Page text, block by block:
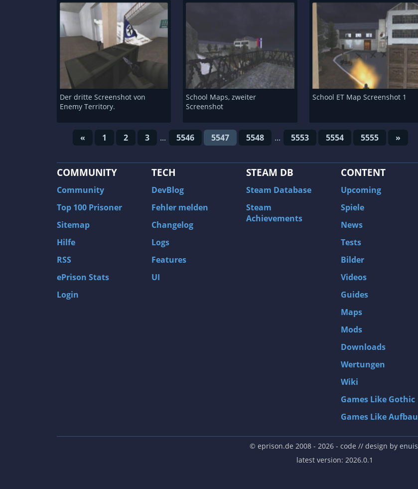
Der dritte Screenshot von
Enemy Territory.
School Maps, zweiter
Screenshot
School ET Map Screenshot 1
« 1 2 3 ... 5546 5547 5548 ... 5553 5554 5555 »
COMMUNITY
Community
Top 100 Prisoner
Sitemap
Hilfe
RSS
ePrison Stats
Login
TECH
DevBlog
Fehler melden
Changelog
Logs
Features
UI
STEAM DB
Steam Database
Steam
Achievements
CONTENT
Upcoming
Spiele
News
Tests
Bilder
Videos
Guides
Maps
Mods
Downloads
Wertungen
Wiki
Games Like Gothic
Games Like Aufbau
© eprison.de 2008 - 2026- code // design by enuis
latest version: 2026.0.1